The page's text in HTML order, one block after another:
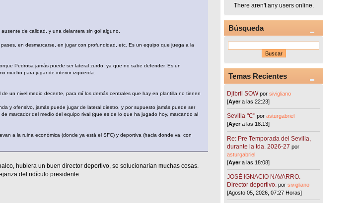
de calidad, y una delantera sin gol alguno.
en desmarcarse, en jugar con profundidad, etc. Es un equipo que juega a la
Pedrosa jamás puede ser lateral zurdo, ya que no sabe defender. Es un
mucho para jugar de interior izquierda.
un nivel medio decente, para mí los demás centrales que hay en plantilla no tienen
y ofensivo, jamás puede jugar de lateral diestro, y por supuesto jamás puede ser
marcador del medio del equipo rival (que es de lo que ha jugado hoy, marcando al
a la ruina económica (donde ya está el SFC) y deportiva (hacia donde va, con
hubiera un buen director deportivo, se solucionarían muchas cosas.
del ridículo presidente.
There aren't any users online.
Búsqueda
Temas Recientes
Djibril SOW porsivigliano
[Ayera las 22:23]
Sevilla "C"porasturgabriel
[Ayera las 18:13]
Re: Pre Temporada del Sevilla,
durante la tda. 2026-27 por
asturgabriel
[Ayera las 18:08]
JOSÉ IGNACIO NAVARRO.
Director deportivo. porsivigliano
[Agosto 05, 2026, 07:27 Horas]